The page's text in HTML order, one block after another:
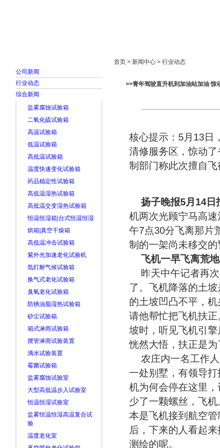
公司新闻
行业动态
综合新闻
盐雾腐蚀试验箱
二氧化硫试验箱
高温试验箱
低温试验箱
高低温试验箱
温度快速变化试验箱
药品稳定性试验箱
高低温湿热试验箱
高低温交变湿热试验箱
恒温恒湿箱|台式恒温恒湿
烘箱|真空干燥箱
高低温冲击试验箱
紫外光加速老化试验机
氙灯耐气候试验箱
换气式老化试验箱
臭氧老化试验箱
防锈油脂湿热试验箱
砂尘试验箱
箱式淋雨试验箱
摆管淋雨试验装置
滴水试验装置
霉菌试验箱
盐雾腐蚀试验室
大型高低温步入试验室
恒温恒湿试验室
盐雾恒温恒湿高温复合试
验
温度老化室
首页 > 新闻中心 > 行业动态
>>青年驾驶直升机到加油站加油 惊
核心提示：5月13日
清修服务区，惊动
制部门称此次擅自
扬子晚报5月14日
机两次光顾宁马高
午7点30分飞离那片
制的一架尚未移交
飞机一早飞离荒地
昨天中午记者再
了。飞机降落的土
的土坡凹凸不平，
请他帮忙把飞机扶
坡时，听见飞机引
恍然大悟，扶正是
农庄内一名工作
一处别墅，有领导
机为何会停在这里
少了一颗螺丝，飞
本是飞机接到航空
后，下来的人看起
测绘的呢。